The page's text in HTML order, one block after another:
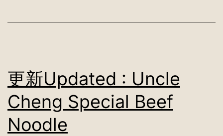
更新Updated : Uncle
Cheng Special Beef
Noodle